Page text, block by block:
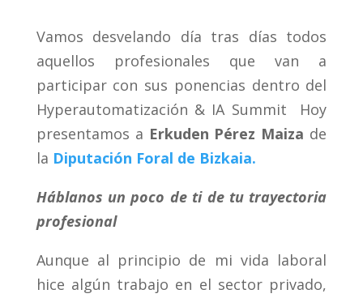
Vamos desvelando día tras días todos
aquellos profesionales que van a
participar con sus ponencias dentro del
Hyperautomatización & IA Summit Hoy
presentamos a Erkuden Pérez Maiza de
la Diputación Foral de Bizkaia.
Háblanos un poco de ti de tu trayectoria
profesional
Aunque al principio de mi vida laboral
hice algún trabajo en el sector privado,